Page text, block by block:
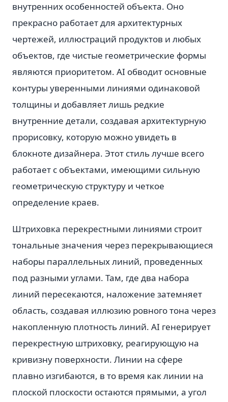
внутренних особенностей объекта. Оно
прекрасно работает для архитектурных
чертежей, иллюстраций продуктов и любых
объектов, где чистые геометрические формы
являются приоритетом. AI обводит основные
контуры уверенными линиями одинаковой
толщины и добавляет лишь редкие
внутренние детали, создавая архитектурную
прорисовку, которую можно увидеть в
блокноте дизайнера. Этот стиль лучше всего
работает с объектами, имеющими сильную
геометрическую структуру и четкое
определение краев.
Штриховка перекрестными линиями строит
тональные значения через перекрывающиеся
наборы параллельных линий, проведенных
под разными углами. Там, где два набора
линий пересекаются, наложение затемняет
область, создавая иллюзию ровного тона через
накопленную плотность линий. AI генерирует
перекрестную штриховку, реагирующую на
кривизну поверхности. Линии на сфере
плавно изгибаются, в то время как линии на
плоской плоскости остаются прямыми, а угол